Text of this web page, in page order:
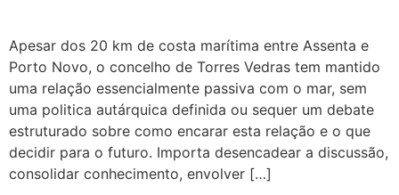
Apesar dos 20 km de costa marítima entre Assenta e
Porto Novo, o concelho de Torres Vedras tem mantido
uma relação essencialmente passiva com o mar, sem
uma politica autárquica definida ou sequer um debate
estruturado sobre como encarar esta relação e o que
decidir para o futuro. Importa desencadear a discussão,
consolidar conhecimento, envolver […]